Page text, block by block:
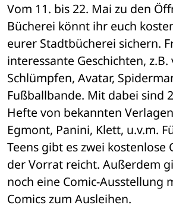
Vom 11. bis 22. Mai zu den
Bücherei könnt ihr euch
eurer Stadtbücherei sichern.
interessante Geschichten, z.B.
Schlümpfen, Avatar,
Fußballbande. Mit dabei sind
Hefte von bekannten
Egmont, Panini, Klett, u.v.m.
Teens gibt es zwei kostenlose
der Vorrat reicht. Außerdem
noch eine Comic-Ausstellung
Comics zum Ausleihen.